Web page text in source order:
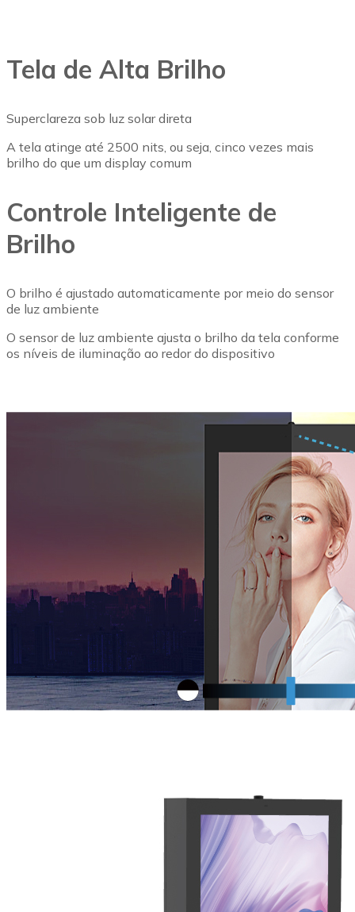
Tela de Alta Brilho
Superclareza sob luz solar direta
A tela atinge até 2500 nits, ou seja, cinco vezes mais
brilho do que um display comum
Controle Inteligente de
Brilho
O brilho é ajustado automaticamente por meio do sensor
de luz ambiente
O sensor de luz ambiente ajusta o brilho da tela conforme
os níveis de iluminação ao redor do dispositivo